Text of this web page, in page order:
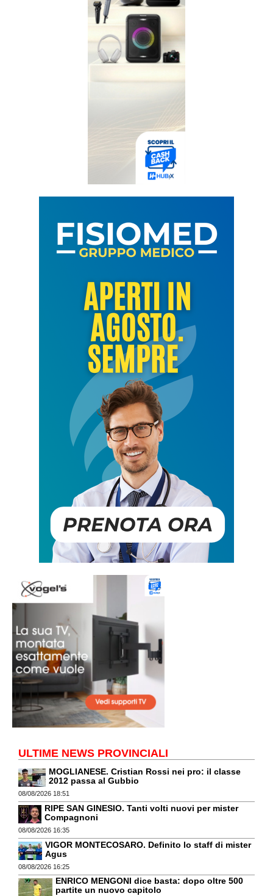
ULTIME NEWS PROVINCIALI
MOGLIANESE. Cristian Rossi nei pro: il classe
2012 passa al Gubbio
08/08/2026 18:51
RIPE SAN GINESIO. Tanti volti nuovi per mister
Compagnoni
08/08/2026 16:35
VIGOR MONTECOSARO. Definito lo staff di mister
Agus
08/08/2026 16:25
ENRICO MENGONI dice basta: dopo oltre 500
partite un nuovo capitolo